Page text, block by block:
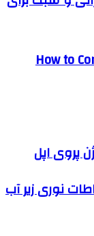
How to
نوری زیر آب